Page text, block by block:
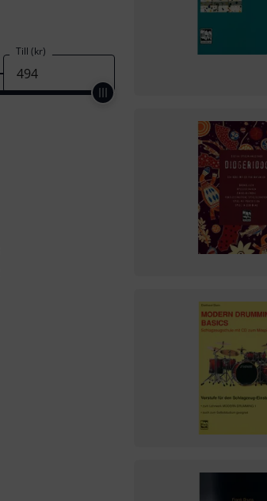
Till (kr)